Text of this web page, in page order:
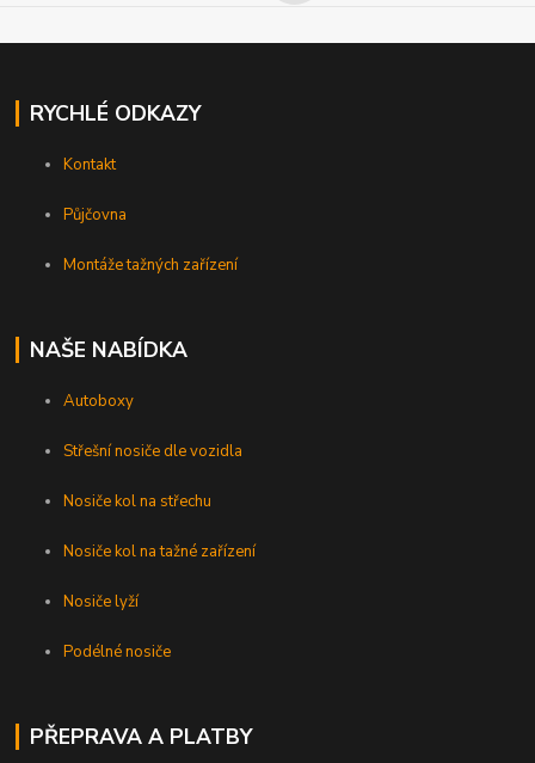
RYCHLÉ ODKAZY
Kontakt
Půjčovna
Montáže tažných zařízení
NAŠE NABÍDKA
Autoboxy
Střešní nosiče dle vozidla
Nosiče kol na střechu
Nosiče kol na tažné zařízení
Nosiče lyží
Podélné nosiče
PŘEPRAVA A PLATBY